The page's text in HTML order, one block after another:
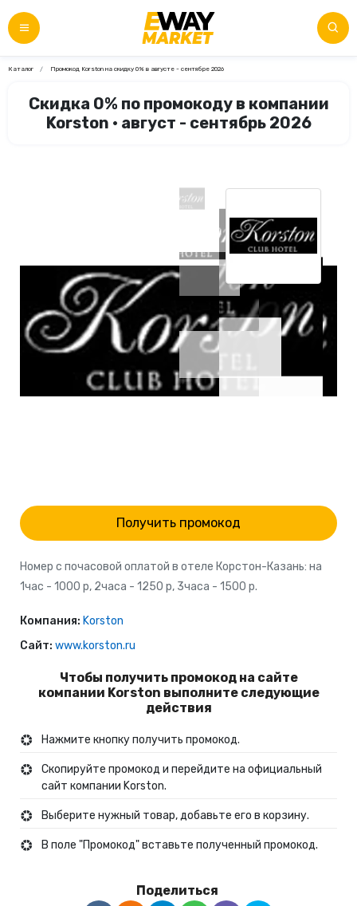
Каталог Промокод Korston на скидку 0% в августе - сентябре 2026
Скидка 0% по промокоду в компании
Korston • август - сентябрь 2026
Получить промокод
Номер с почасовой оплатой в отеле Корстон-Казань: на
1час - 1000 р, 2часа - 1250 р, 3часа - 1500 р.
Компания: Korston
Сайт: www.korston.ru
Чтобы получить промокод на сайте
компании Korston выполните следующие
действия
Нажмите кнопку получить промокод.
Скопируйте промокод и перейдите на официальный
сайт компании Korston.
Выберите нужный товар, добавьте его в корзину.
В поле "Промокод" вставьте полученный промокод.
Поделиться